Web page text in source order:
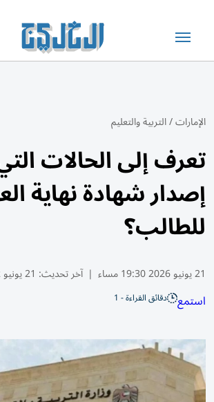
الإمارات/التربية والتعليم
تعرف إلى الحالات
إصدار شهادة نهاية
للطالب؟
21 يونيو 2026 19:30 مساء | آخر تحديث: 21 يونيو 19:32 2026
استمع دقائق القراءة - 1